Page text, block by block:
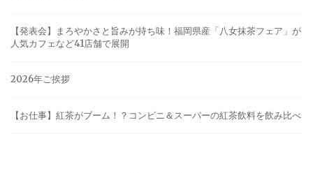
【発表会】まろやかさと旨みが持ち味！福岡県産「八女抹茶フェア」が
人気カフェなど41店舗で展開
2026年ご挨拶
【お仕事】紅茶がブーム！？コンビニ＆スーパーの紅茶飲料を飲み比べ